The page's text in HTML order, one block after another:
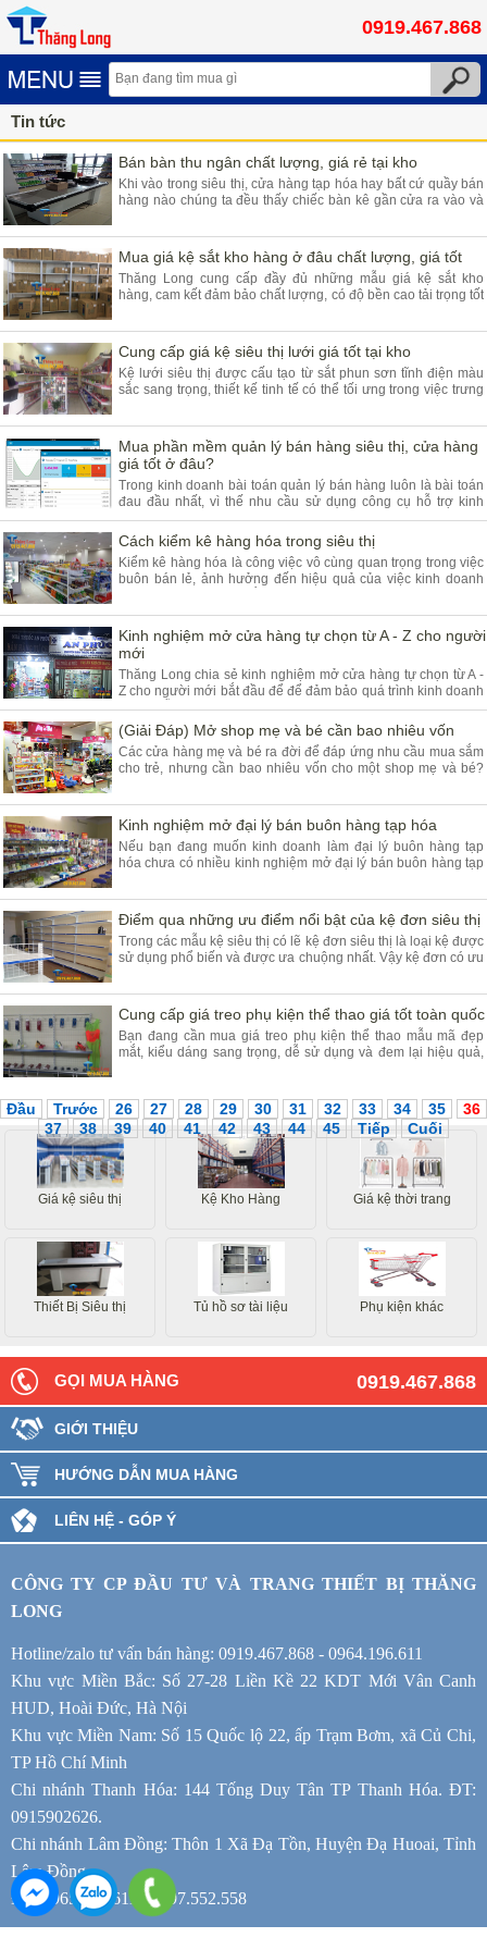
0919.467.868
Tin tức
Bán bàn thu ngân chất lượng, giá rẻ tại kho
Khi vào trong siêu thị, cửa hàng tạp hóa hay bất cứ quầy bán
hàng nào chúng ta đều thấy chiếc bàn kê gần cửa ra vào và
Mua giá kệ sắt kho hàng ở đâu chất lượng, giá tốt
Thăng Long cung cấp đầy đủ những mẫu giá kệ sắt kho
hàng, cam kết đảm bảo chất lượng, có độ bền cao tải trọng tốt
Cung cấp giá kệ siêu thị lưới giá tốt tại kho
Kệ lưới siêu thị được cấu tạo từ sắt phun sơn tĩnh điện màu
sắc sang trọng, thiết kế tinh tế có thể tối ưng trong việc trưng
Mua phần mềm quản lý bán hàng siêu thị, cửa hàng
giá tốt ở đâu?
Trong kinh doanh bài toán quản lý bán hàng luôn là bài toán
đau đầu nhất, vì thế nhu cầu sử dụng công cụ hỗ trợ kinh
doanh đơn giản và hiệu quả tiết kiệm thời gian là một nhu cầu
chính đáng và cần thi
Cách kiểm kê hàng hóa trong siêu thị
Kiểm kê hàng hóa là công việc vô cùng quan trọng trong việc
buôn bán lẻ, ảnh hưởng đến hiệu quả của việc kinh doanh
bạn.
Kinh nghiệm mở cửa hàng tự chọn từ A - Z cho người
mới
Thăng Long chia sẻ kinh nghiệm mở cửa hàng tự chọn từ A -
Z cho người mới bắt đầu để để đảm bảo quá trình kinh doanh
được diễn ra thuận lợi.
(Giải Đáp) Mở shop mẹ và bé cần bao nhiêu vốn
Các cửa hàng mẹ và bé ra đời để đáp ứng nhu cầu mua sắm
cho trẻ, nhưng cần bao nhiêu vốn cho một shop mẹ và bé?
Kinh nghiệm mở đại lý bán buôn hàng tạp hóa
Nếu bạn đang muốn kinh doanh làm đại lý buôn hàng tạp
hóa chưa có nhiều kinh nghiệm mở đại lý bán buôn hàng tạp
sau đây.
Điểm qua những ưu điểm nổi bật của kệ đơn siêu thị
Trong các mẫu kệ siêu thị có lẽ kệ đơn siêu thị là loại kệ được
sử dụng phổ biến và được ưa chuộng nhất. Vậy kệ đơn có ưu
Cung cấp giá treo phụ kiện thể thao giá tốt toàn quốc
Bạn đang cần mua giá treo phụ kiện thể thao mẫu mã đẹp
mắt, kiểu dáng sang trọng, dễ sử dụng và đem lại hiệu quả,
Đầu Trước 26 27 28 29 30 31 32 33 34 35
36
37
38 39 40 41 42 43 44 45 Tiếp Cuối
Giá kệ siêu thị Kệ Kho Hàng Giá kệ thời trang
Thiết Bị Siêu thị Tủ hồ sơ tài liệu Phụ kiện khác
0919.467.868
GỌI MUA HÀNG
GIỚI THIỆU
HƯỚNG DẪN MUA HÀNG
LIÊN HỆ - GÓP Ý
CÔNG TY CP ĐẦU TƯ VÀ TRANG THIẾT BỊ THĂNG
LONG
Hotline/zalo tư vấn bán hàng: 0919.467.868 - 0964.196.611
Khu vực Miền Bắc: Số 27-28 Liền Kề 22 KDT Mới Vân Canh
HUD, Hoài Đức, Hà Nội
Khu vực Miền Nam: Số 15 Quốc lộ 22, ấp Trạm Bơm, xã Củ Chi,
TP Hồ Chí Minh
Chi nhánh Thanh Hóa: 144 Tống Duy Tân TP Thanh Hóa. ĐT:
0915902626.
Chi nhánh Lâm Đồng: Thôn 1 Xã Đạ Tồn, Huyện Đạ Huoai, Tỉnh
Lâm Đồng.
ĐT: 0965.181.611 - 0797.552.558